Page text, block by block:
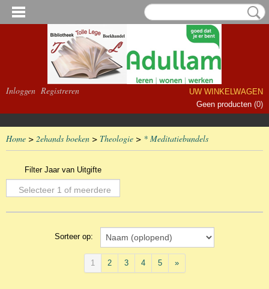
Inloggen Registreren
UW WINKELWAGEN
Geen producten (0)
Home > 2ehands boeken > Theologie > * Meditatiebundels
Filter Jaar van Uitgifte
Selecteer 1 of meerdere
Sorteer op:
1 2 3 4 5 »